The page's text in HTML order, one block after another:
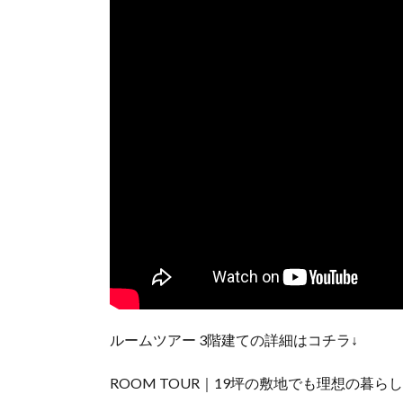
ルームツアー 3階建ての詳細はコチラ↓
ROOM TOUR｜19坪の敷地でも理想の暮ら